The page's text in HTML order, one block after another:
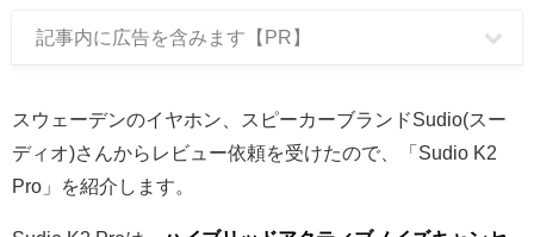
記事内に広告を含みます【PR】
スウェーデンのイヤホン、スピーカーブランドSudio(スー
ディオ)さんからレビュー依頼を受けたので、「Sudio K2
Pro」を紹介します。